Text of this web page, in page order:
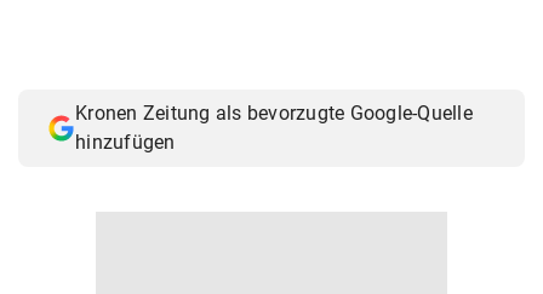
Kronen Zeitung als bevorzugte Google-Quelle
hinzufügen